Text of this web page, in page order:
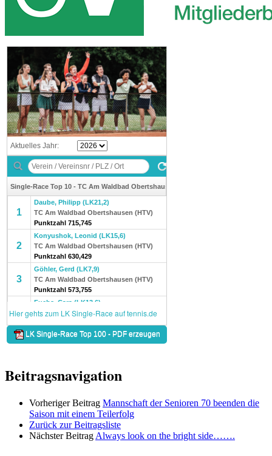
Beitragsnavigation
Vorheriger Beitrag Mannschaft der Senioren 70 beenden die
Saison mit einem Teilerfolg
Zurück zur Beitragsliste
Nächster Beitrag Always look on the bright side…….